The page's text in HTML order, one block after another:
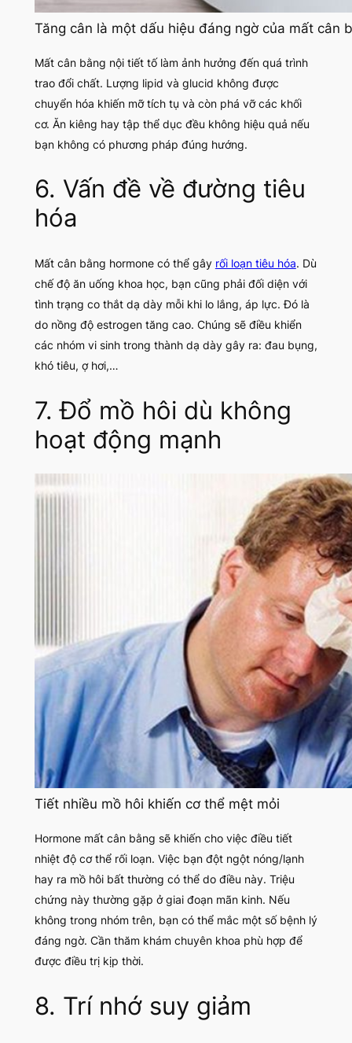
Tăng cân là một dấu hiệu đáng ngờ của mất cân
Mất cân bằng nội tiết tố làm ảnh hưởng đến quá trình
trao đổi chất. Lượng lipid và glucid không được
chuyển hóa khiến mỡ tích tụ và còn phá vỡ các khối
cơ. Ăn kiêng hay tập thể dục đều không hiệu quả nếu
bạn không có phương pháp đúng hướng.
6. Vấn đề về đường tiêu
hóa
Mất cân bằng hormone có thể gây rối loạn tiêu hóa. Dù
chế độ ăn uống khoa học, bạn cũng phải đối diện với
tình trạng co thắt dạ dày mỗi khi lo lắng, áp lực. Đó là
do nồng độ estrogen tăng cao. Chúng sẽ điều khiển
các nhóm vi sinh trong thành dạ dày gây ra: đau bụng,
khó tiêu, ợ hơi,…
7. Đổ mồ hôi dù không
hoạt động mạnh
Tiết nhiều mồ hôi khiến cơ thể mệt mỏi
Hormone mất cân bằng sẽ khiến cho việc điều tiết
nhiệt độ cơ thể rối loạn. Việc bạn đột ngột nóng/lạnh
hay ra mồ hôi bất thường có thể do điều này. Triệu
chứng này thường gặp ở giai đoạn mãn kinh. Nếu
không trong nhóm trên, bạn có thể mắc một số bệnh lý
đáng ngờ. Cần thăm khám chuyên khoa phù hợp để
được điều trị kịp thời.
8. Trí nhớ suy giảm